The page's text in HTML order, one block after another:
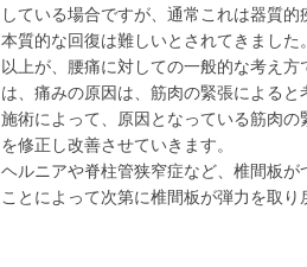
している場合ですが、通常これは器質
本質的な回復は難しいとされてきました
以上が、腰痛に対しての一般的な考え
は、痛みの原因は、筋肉の緊張によると
施術によって、原因となっている筋肉
を修正し改善させていきます。
ヘルニアや脊柱管狭窄症など、椎間板
ことによって次第に椎間板が弾力を取